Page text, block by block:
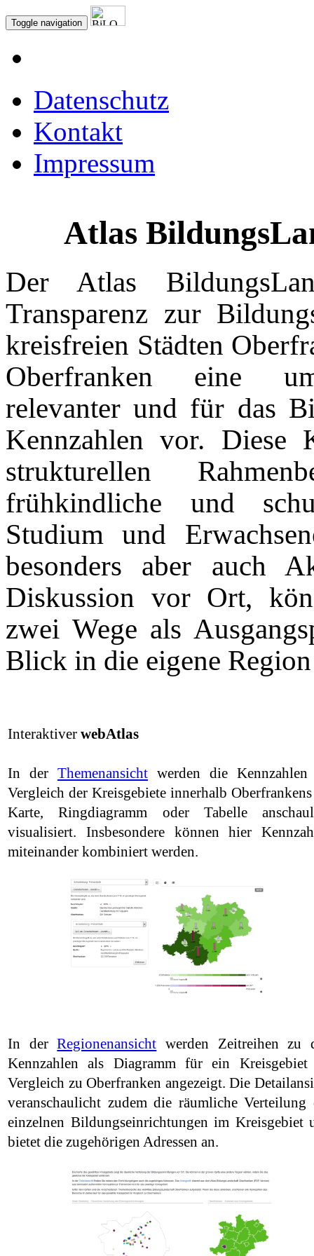
Toggle navigation
Datenschutz
Kontakt
Impressum
Atlas
Der Atlas
Transparenz zur
kreisfreien Städten
Oberfranken eine
relevanter und für das
Kennzahlen vor. Diese
strukturellen
frühkindliche und
Studium und
besonders aber auch
Diskussion vor Ort,
zwei Wege als
Blick in die eigene
Interaktiver webAtlas
In der Themenansicht werden die
Vergleich der Kreisgebiete innerhalb
Karte, Ringdiagramm oder Tabelle
visualisiert. Insbesondere können hier
miteinander kombiniert werden.
In derRegionenansicht werden Zeitreihen zu
Kennzahlen als Diagramm für ein
Vergleich zu Oberfranken angezeigt. Die
veranschaulicht zudem die räumliche Verteilung
einzelnen Bildungseinrichtungen im Kreisgebiet
bietet die zugehörigen Adressen an.